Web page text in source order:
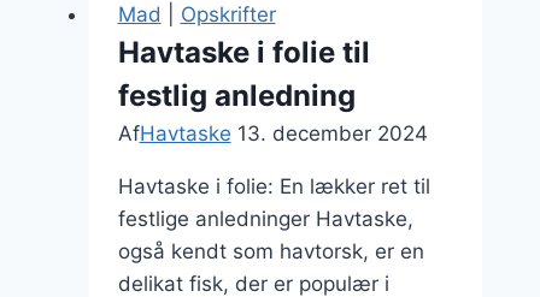
en
sund
kombination
Mad Opskrifter
Havtaske i folie til
festlig anledning
AfHavtaske 13. december 2024
Havtaske i folie: En lækker ret til
festlige anledninger Havtaske,
også kendt som havtorsk, er en
delikat fisk, der er populær i